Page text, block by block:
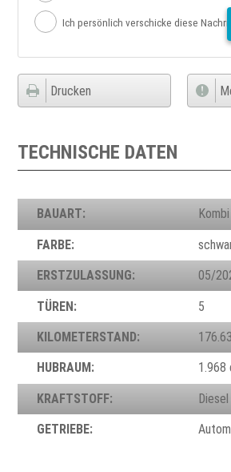
Ich persönlich verschicke diese
Drucken
TECHNISCHE DATEN
BAUART: Kombi
FARBE:
ERSTZULASSUNG: 05/
TÜREN: 5
KILOMETERSTAND:
HUBRAUM: 1.968
KRAFTSTOFF: Diesel
GETRIEBE: